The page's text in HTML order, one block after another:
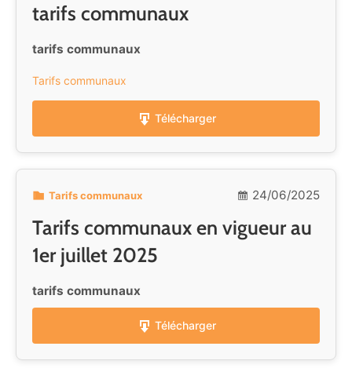
tarifs communaux
tarifs communaux
Tarifs communaux
Télécharger
Tarifs communaux 24/06/2025
Tarifs communaux en vigueur au
1er juillet 2025
tarifs communaux
Télécharger